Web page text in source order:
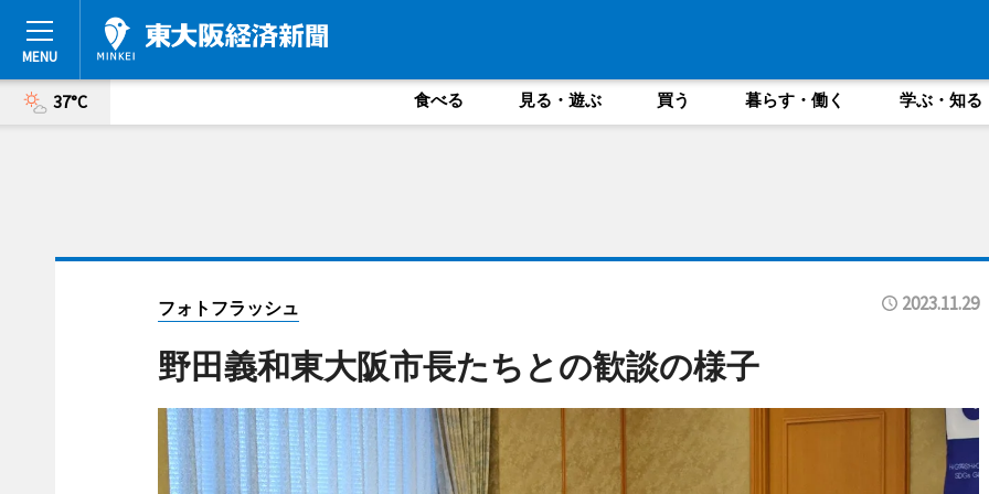
37°C 食べる 見る・遊ぶ 買う 暮らす・働く 学ぶ・知る
フォトフラッシュ 2023.11.29
野田義和東大阪市長たちとの歓談の様子